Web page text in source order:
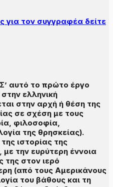
για τον συγγραφέα δείτε
αυτό το πρώτο έργο
ελληνική
στην αρχή ή θέση της
σε σχέση με τους
φιλοσοφία,
της θρησκείας).
ιστορίας της
την ευρύτερη έννοια
της στον ιερό
(από τους Αμερικάνους
του βάθους και τη